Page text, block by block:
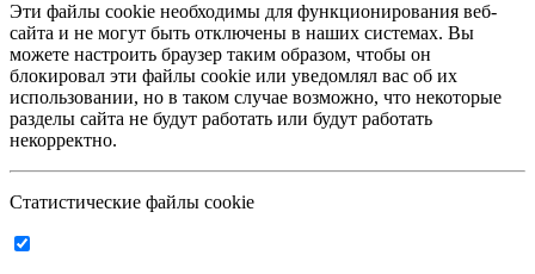
Эти файлы cookie необходимы для функционирования веб-
сайта и не могут быть отключены в наших системах. Вы
можете настроить браузер таким образом, чтобы он
блокировал эти файлы cookie или уведомлял вас об их
использовании, но в таком случае возможно, что некоторые
разделы сайта не будут работать или будут работать
некорректно.
Статистические файлы cookie